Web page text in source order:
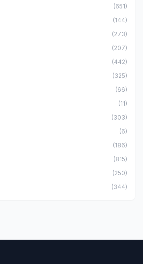
(651)
(144)
(273)
(207)
(442)
(325)
(66)
(11)
(303)
(6)
(186)
(815)
(250)
(344)